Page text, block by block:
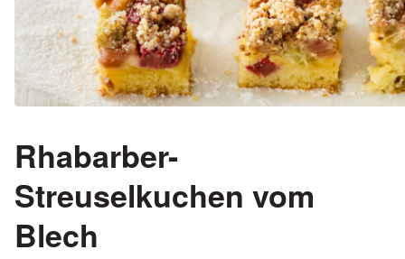
Rhabarber-
Streuselkuchen vom
Blech